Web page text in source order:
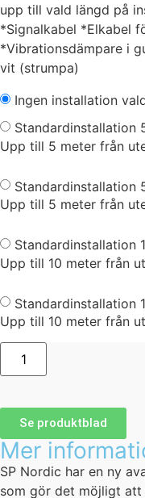
upp till vald längd på
*Signalkabel *Elkabel
*Vibrationsdämpare i
vit (strumpa)
Ingen installation
Standardinstallation
Upp till 5 meter från
Standardinstallation
Upp till 5 meter från
Standardinstallation
Upp till 10 meter från
Standardinstallation
Upp till 10 meter från
Se produktblad
Mer
SP Nordic har en ny
som gör det möjligt att